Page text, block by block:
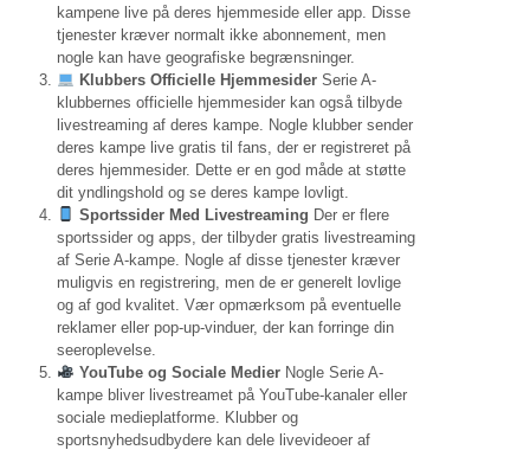
kampene live på deres hjemmeside eller app. Disse
tjenester kræver normalt ikke abonnement, men
nogle kan have geografiske begrænsninger.
Klubbers Officielle HjemmesiderSerie A-
klubbernes officielle hjemmesider kan også tilbyde
livestreaming af deres kampe. Nogle klubber sender
deres kampe live gratis til fans, der er registreret på
deres hjemmesider. Dette er en god måde at støtte
dit yndlingshold og se deres kampe lovligt.
Sportssider Med Livestreaming Der er flere
sportssider og apps, der tilbyder gratis livestreaming
af Serie A-kampe. Nogle af disse tjenester kræver
muligvis en registrering, men de er generelt lovlige
og af god kvalitet. Vær opmærksom på eventuelle
reklamer eller pop-up-vinduer, der kan forringe din
seeroplevelse.
YouTube og Sociale MedierNogle Serie A-
kampe bliver livestreamet på YouTube-kanaler eller
sociale medieplatforme. Klubber og
sportsnyhedsudbydere kan dele livevideoer af